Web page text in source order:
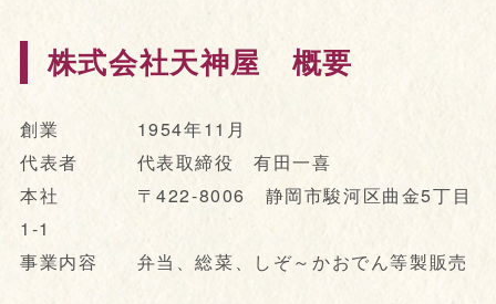
株式会社天神屋 概要
創業 1954年11月
代表者 代表取締役 有田一喜
本社 〒422-8006 静岡市駿河区曲金5丁目
1-1
事業内容 弁当、総菜、しぞ～かおでん等製販売